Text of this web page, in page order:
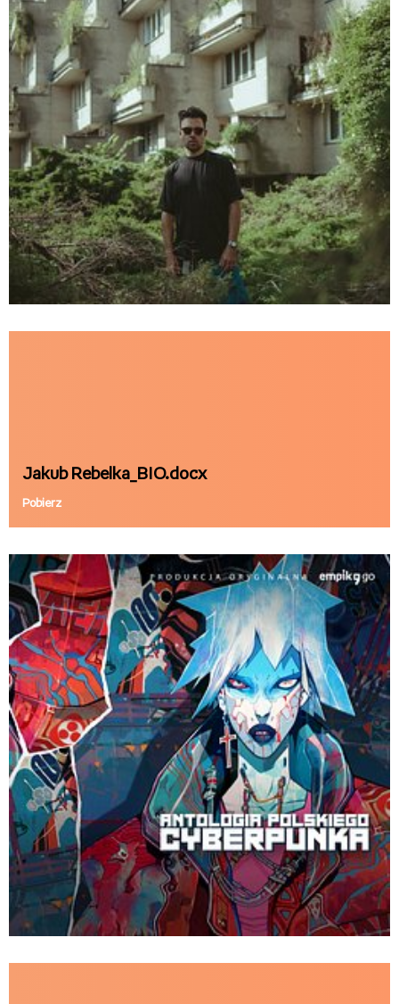
Jakub Rebelka_BIO.docx
Pobierz